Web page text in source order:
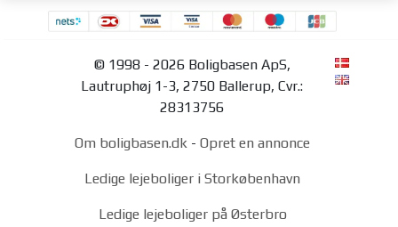
© 1998 - 2026 Boligbasen ApS,
Lautruphøj 1-3, 2750 Ballerup, Cvr.:
28313756
Om boligbasen.dk - Opret en annonce
Ledige lejeboliger i Storkøbenhavn
Ledige lejeboliger på Østerbro